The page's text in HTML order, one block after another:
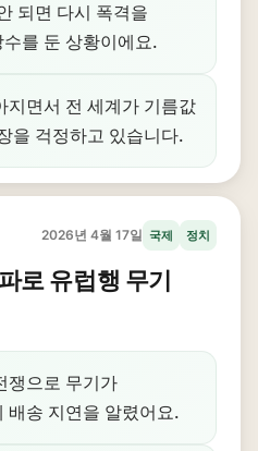
되면 다시 폭격을
를 둔 상황이에요.
지면서 전 세계가 기름값
을 걱정하고 있습니다.
2026년 4월 17일 국제 정치
로 유럽행 무기
쟁으로 무기가
배송 지연을 알렸어요.